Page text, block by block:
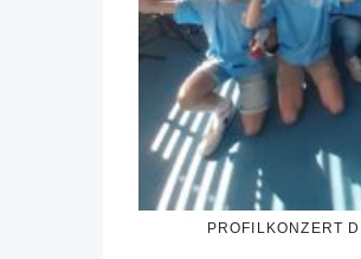
PROFILKONZERT